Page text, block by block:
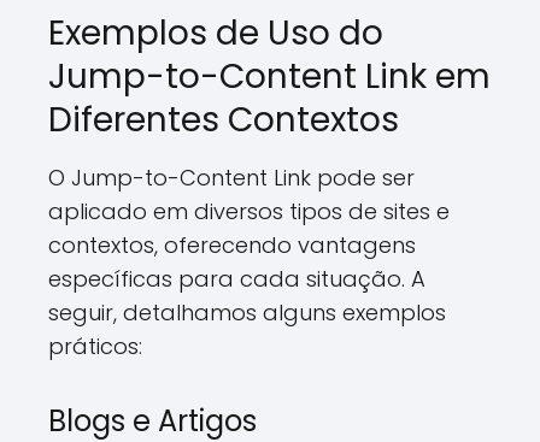
Exemplos de Uso do
Jump-to-Content Link em
Diferentes Contextos
O Jump-to-Content Link pode ser
aplicado em diversos tipos de sites e
contextos, oferecendo vantagens
específicas para cada situação. A
seguir, detalhamos alguns exemplos
práticos:
Blogs e Artigos